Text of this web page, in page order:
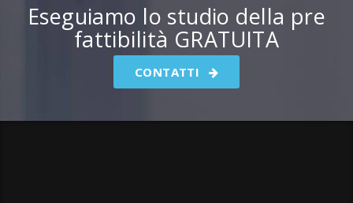
Eseguiamo lo studio della pre
fattibilità GRATUITA
CONTATTI